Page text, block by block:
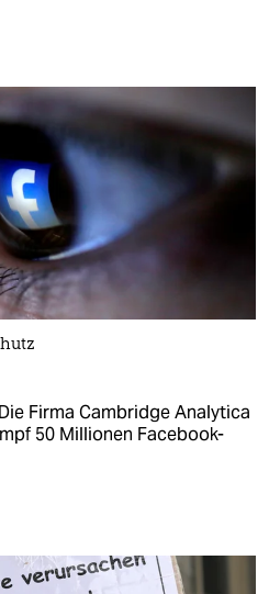
Firma Cambridge Analytica
50 Millionen Facebook-